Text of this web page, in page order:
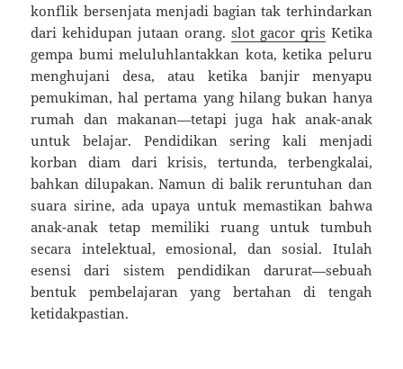
konflik bersenjata menjadi bagian tak terhindarkan
dari kehidupan jutaan orang. slot gacor qris Ketika
gempa bumi meluluhlantakkan kota, ketika peluru
menghujani desa, atau ketika banjir menyapu
pemukiman, hal pertama yang hilang bukan hanya
rumah dan makanan—tetapi juga hak anak-anak
untuk belajar. Pendidikan sering kali menjadi
korban diam dari krisis, tertunda, terbengkalai,
bahkan dilupakan. Namun di balik reruntuhan dan
suara sirine, ada upaya untuk memastikan bahwa
anak-anak tetap memiliki ruang untuk tumbuh
secara intelektual, emosional, dan sosial. Itulah
esensi dari sistem pendidikan darurat—sebuah
bentuk pembelajaran yang bertahan di tengah
ketidakpastian.